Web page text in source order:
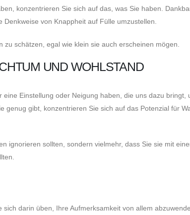
konzentrieren Sie sich auf das, was Sie haben.
von Knappheit auf Fülle umzustellen.
schätzen, egal wie klein sie auch erscheinen mögen.
UND WOHLSTAND
Einstellung oder Neigung haben, die uns dazu bringt,
genug gibt, konzentrieren Sie sich auf das Potenzial für
ignorieren sollten, sondern vielmehr, dass Sie sie mit
darin üben, Ihre Aufmerksamkeit von allem